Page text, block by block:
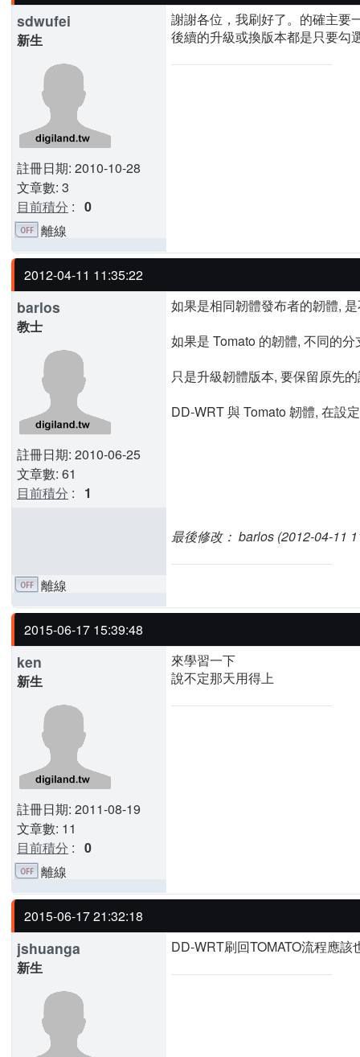
sdwufei
新生
註冊日期: 2010-10-28
文章數: 3
目前積分 : 0
謝謝各位，我刷好了。的確主要
後續的升級或換版本都是只要勾
離線
2012-04-11 11:35:22
barlos
教士
註冊日期: 2010-06-25
文章數: 61
目前積分 : 1
如果是相同韌體發布者的韌體,
如果是 Tomato 的韌體, 不同的
只是升級韌體版本, 要保留原先
DD-WRT 與 Tomato 韌體, 在設
最後修改： barlos (2012-04-11
離線
2015-06-17 15:39:48
ken
新生
註冊日期: 2011-08-19
文章數: 11
目前積分 : 0
來學習一下
說不定那天用得上
離線
2015-06-17 21:32:18
jshuanga
新生
DD-WRT刷回TOMATO流程應該